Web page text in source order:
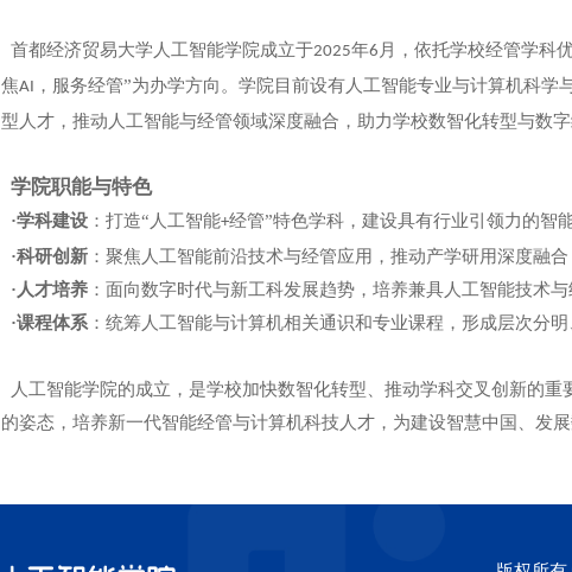
首都经济贸易大学人工智能学院成立于2025年6 月，依托学校经管学科
焦AI ，服务经管”为办学方向。学院目前设有人工智能专业与计算机科
型人才，推动人工智能与经管领域深度融合，助力学校数智化转型与数字
学院职能与特色
·学科建设：打造“人工智能+经管”特色学科，建设具有行业引领力的智
·科研创新：聚焦人工智能前沿技术与经管应用，推动产学研用深度融合
·人才培养：面向数字时代与新工科发展趋势，培养兼具人工智能技术与
·课程体系：统筹人工智能与计算机相关通识和专业课程，形成层次分明
人工智能学院的成立，是学校加快数智化转型、推动学科交叉创新的
的姿态，培养新一代智能经管与计算机科技人才，为建设智慧中国、发展